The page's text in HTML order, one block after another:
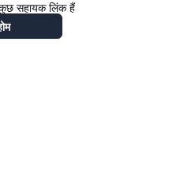
सहायक लिंक हैं